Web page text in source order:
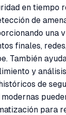
en tiempo
de
una
finales,
También
y
de
para